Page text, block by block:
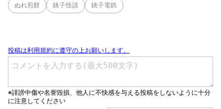
ぬれ煎餅 銚子怪談 銚子電鉄